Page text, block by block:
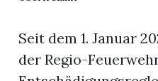
E-
Seit dem 1. Januar
der Regio-